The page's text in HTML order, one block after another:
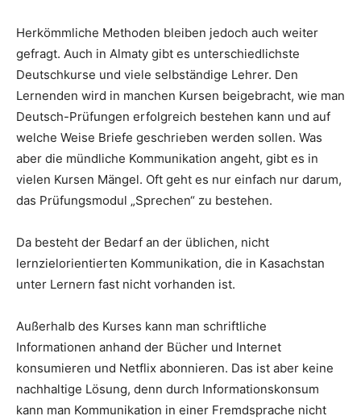
Herkömmliche Methoden bleiben jedoch auch weiter
gefragt. Auch in Almaty gibt es unterschiedlichste
Deutschkurse und viele selbständige Lehrer. Den
Lernenden wird in manchen Kursen beigebracht, wie man
Deutsch-Prüfungen erfolgreich bestehen kann und auf
welche Weise Briefe geschrieben werden sollen. Was
aber die mündliche Kommunikation angeht, gibt es in
vielen Kursen Mängel. Oft geht es nur einfach nur darum,
das Prüfungsmodul „Sprechen“ zu bestehen.
Da besteht der Bedarf an der üblichen, nicht
lernzielorientierten Kommunikation, die in Kasachstan
unter Lernern fast nicht vorhanden ist.
Außerhalb des Kurses kann man schriftliche
Informationen anhand der Bücher und Internet
konsumieren und Netflix abonnieren. Das ist aber keine
nachhaltige Lösung, denn durch Informationskonsum
kann man Kommunikation in einer Fremdsprache nicht